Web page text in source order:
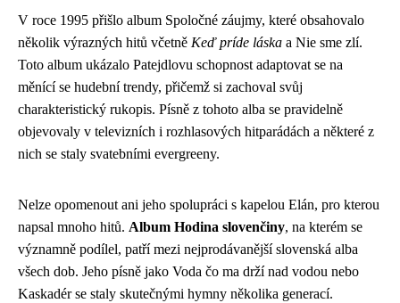
V roce 1995 přišlo album Spoločné záujmy, které obsahovalo
několik výrazných hitů včetně Keď príde láska a Nie sme zlí.
Toto album ukázalo Patejdlovu schopnost adaptovat se na
měnící se hudební trendy, přičemž si zachoval svůj
charakteristický rukopis. Písně z tohoto alba se pravidelně
objevovaly v televizních i rozhlasových hitparádách a některé z
nich se staly svatebními evergreeny.
Nelze opomenout ani jeho spolupráci s kapelou Elán, pro kterou
napsal mnoho hitů. Album Hodina slovenčiny, na kterém se
významně podílel, patří mezi nejprodávanější slovenská alba
všech dob. Jeho písně jako Voda čo ma drží nad vodou nebo
Kaskadér se staly skutečnými hymny několika generací.